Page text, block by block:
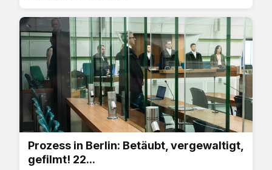
Prozess in Berlin: Betäubt, vergewaltigt,
gefilmt! 22...